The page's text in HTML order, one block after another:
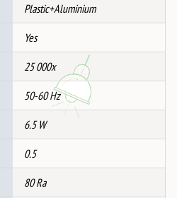
Plastic+Aluminium
Yes
25 000x
50-60 Hz
6.5 W
0.5
80 Ra